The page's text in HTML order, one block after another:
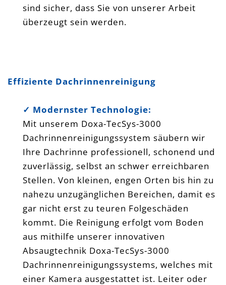
sind sicher, dass Sie von unserer Arbeit
überzeugt sein werden.
Lampertheim Weinheim Bensheim Laudenbach
Effiziente Dachrinnenreinigung
✓ Modernster Technologie:
Mit unserem Doxa-TecSys-3000
Dachrinnenreinigungssystem säubern wir
Ihre Dachrinne professionell, schonend und
zuverlässig, selbst an schwer erreichbaren
Stellen. Von kleinen, engen Orten bis hin zu
nahezu unzugänglichen Bereichen, damit es
gar nicht erst zu teuren Folgeschäden
kommt. Die Reinigung erfolgt vom Boden
aus mithilfe unserer innovativen
Absaugtechnik Doxa-TecSys-3000
Dachrinnenreinigungssystems, welches mit
einer Kamera ausgestattet ist. Leiter oder